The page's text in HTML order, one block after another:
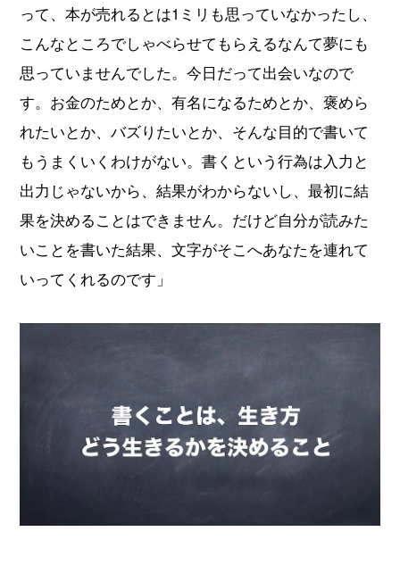
って、本が売れるとは1ミリも思っていなかったし、
こんなところでしゃべらせてもらえるなんて夢にも
思っていませんでした。今日だって出会いなので
す。お金のためとか、有名になるためとか、褒めら
れたいとか、バズりたいとか、そんな目的で書いて
もうまくいくわけがない。書くという行為は入力と
出力じゃないから、結果がわからないし、最初に結
果を決めることはできません。だけど自分が読みた
いことを書いた結果、文字がそこへあなたを連れて
いってくれるのです」